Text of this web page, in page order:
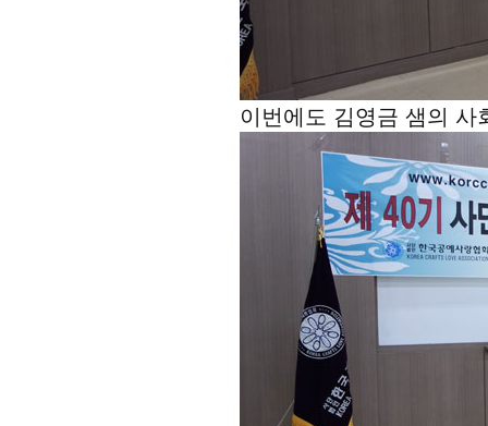
이번에도 김영금 샘의 사